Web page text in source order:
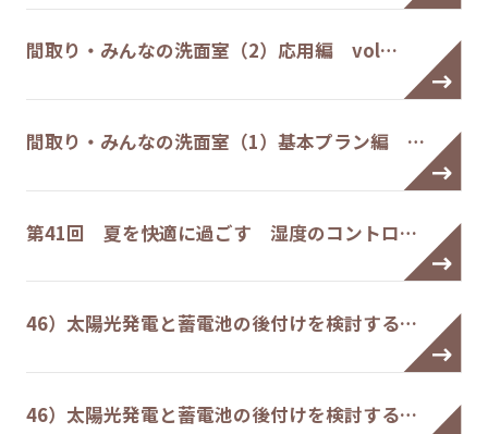
間取り・みんなの洗面室（2）応用編 vol…
間取り・みんなの洗面室（1）基本プラン編 …
第41回 夏を快適に過ごす 湿度のコントロ…
46）太陽光発電と蓄電池の後付けを検討する…
46）太陽光発電と蓄電池の後付けを検討する…